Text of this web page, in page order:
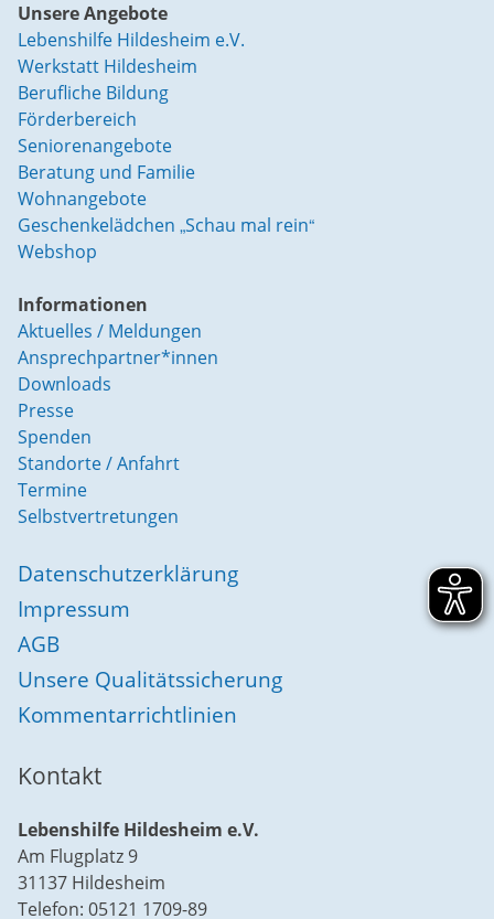
Unsere Angebote
Lebenshilfe Hildesheim e.V.
Werkstatt Hildesheim
Berufliche Bildung
Förderbereich
Seniorenangebote
Beratung und Familie
Wohnangebote
Geschenkelädchen „Schau mal rein“
Webshop
Informationen
Aktuelles / Meldungen
Ansprechpartner*innen
Downloads
Presse
Spenden
Standorte / Anfahrt
Termine
Selbstvertretungen
Datenschutzerklärung
Impressum
AGB
Unsere Qualitätssicherung
Kommentarrichtlinien
Kontakt
Lebenshilfe Hildesheim e.V.
Am Flugplatz 9
31137 Hildesheim
Telefon: 05121 1709-89